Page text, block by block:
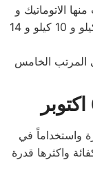
الاتوماتيك و
تحميل امامي و تحميل علوي و غسالات ال 7 كيلو و 10 كيلو و 14
المرتب الخامس
شهرة واستخداماً في
كفائة واكثرها قدرة